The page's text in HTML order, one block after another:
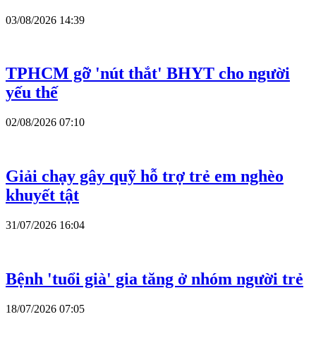
03/08/2026 14:39
TPHCM gỡ 'nút thắt' BHYT cho người
yếu thế
02/08/2026 07:10
Giải chạy gây quỹ hỗ trợ trẻ em nghèo
khuyết tật
31/07/2026 16:04
Bệnh 'tuổi già' gia tăng ở nhóm người trẻ
18/07/2026 07:05